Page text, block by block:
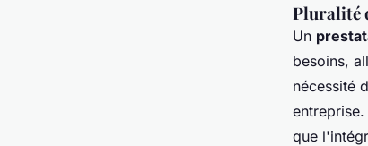
Pluralité
Un
besoins,
nécessité
que